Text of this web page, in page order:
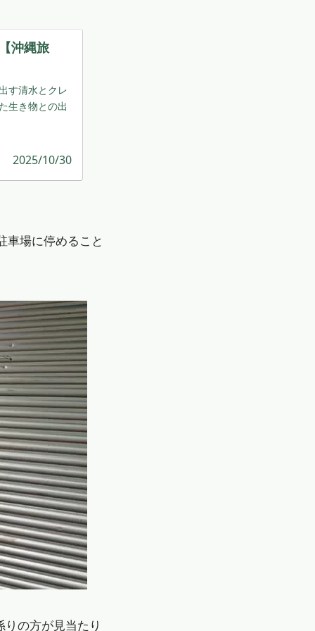
沖縄旅
す清水とクレ
生き物との出
2025/10/30
車場に停めること
の方が見当たり